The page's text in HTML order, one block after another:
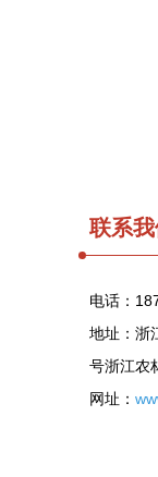
联系我
电话：
地址：浙
号浙江农
网址：